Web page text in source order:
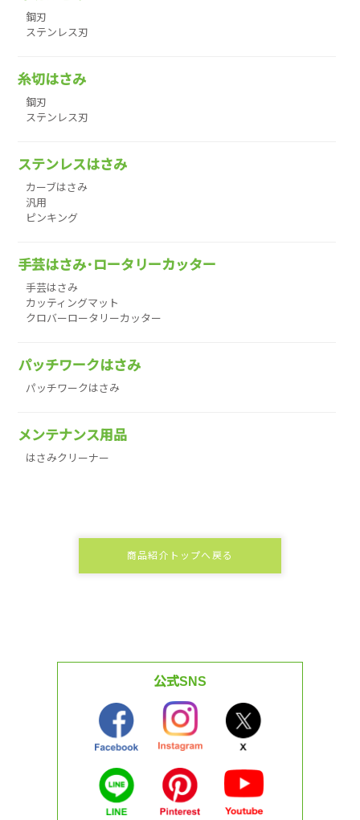
鋼刃
ステンレス刃
糸切はさみ
鋼刃
ステンレス刃
ステンレスはさみ
カーブはさみ
汎用
ピンキング
手芸はさみ･ロータリーカッター
手芸はさみ
カッティングマット
クロバーロータリーカッター
パッチワークはさみ
パッチワークはさみ
メンテナンス用品
はさみクリーナー
商品紹介トップへ戻る
公式SNS